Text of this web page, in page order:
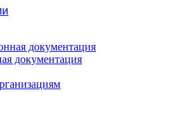
документация
документация